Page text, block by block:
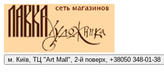
м. Киïв, ТЦ "Art Mall", 2-й поверх, +38050 348-01-38